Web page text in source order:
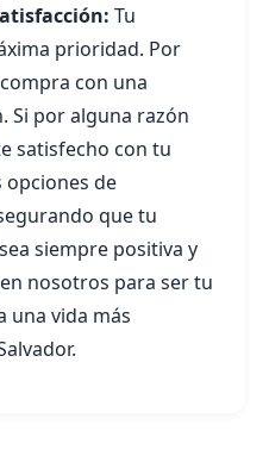
Tu
prioridad. Por
con una
Si por alguna razón
satisfecho con tu
de
que tu
siempre positiva y
nosotros para ser tu
una vida más